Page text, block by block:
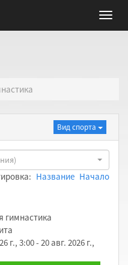
Вид спорта
Название Начало
гимнастика
г., 3:00 - 20 авг. 2026 г.,